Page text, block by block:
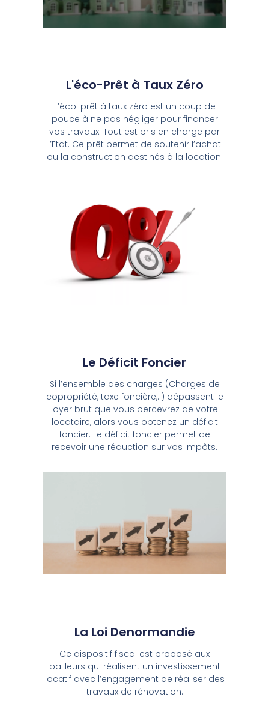
L'éco-Prêt à Taux Zéro
L’éco-prêt à taux zéro est un coup de
pouce à ne pas négliger pour financer
vos travaux. Tout est pris en charge par
l’Etat. Ce prêt permet de soutenir l’achat
ou la construction destinés à la location.
Le Déficit Foncier
Si l’ensemble des charges (Charges de
copropriété, taxe foncière,..) dépassent le
loyer brut que vous percevrez de votre
locataire, alors vous obtenez un déficit
foncier. Le déficit foncier permet de
recevoir une réduction sur vos impôts.
La Loi Denormandie
Ce dispositif fiscal est proposé aux
bailleurs qui réalisent un investissement
locatif avec l’engagement de réaliser des
travaux de rénovation.